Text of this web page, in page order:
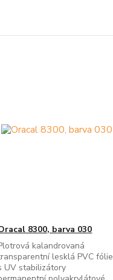
8300, barva 030
kalandrovaná
lesklá PVC fólie
UV stabilizátory